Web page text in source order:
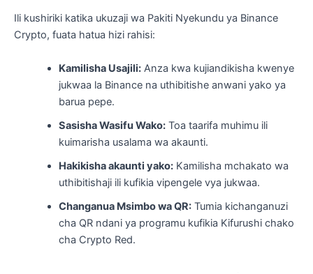
Ili kushiriki katika ukuzaji wa Pakiti Nyekundu ya Binance
Crypto, fuata hatua hizi rahisi:
Kamilisha Usajili:Anza kwa kujiandikisha kwenye
jukwaa la Binance na uthibitishe anwani yako ya
barua pepe.
Sasisha Wasifu Wako:Toa taarifa muhimu ili
kuimarisha usalama wa akaunti.
Hakikisha akaunti yako:Kamilisha mchakato wa
uthibitishaji ili kufikia vipengele vya jukwaa.
Changanua Msimbo wa QR:Tumia kichanganuzi
cha QR ndani ya programu kufikia Kifurushi chako
cha Crypto Red.